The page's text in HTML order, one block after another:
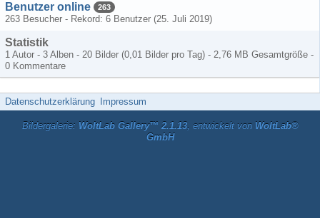
Benutzer online 263
263 Besucher - Rekord: 6 Benutzer (25. Juli 2019)
Statistik
1 Autor - 3 Alben - 20 Bilder (0,01 Bilder pro Tag) - 2,76 MB Gesamtgröße -
0 Kommentare
Datenschutzerklärung Impressum
Bildergalerie: WoltLab Gallery™ 2.1.13, entwickelt von WoltLab®
GmbH